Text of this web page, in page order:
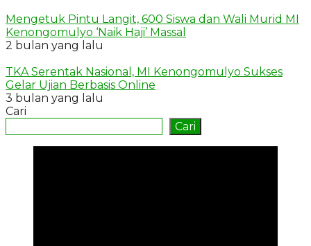
Mengetuk Pintu Langit, 600 Siswa dan Wali Murid MI
Kenongomulyo ‘Naik Haji’ Massal
2 bulan yang lalu
TKA Serentak Nasional, MI Kenongomulyo Sukses
Gelar Ujian Berbasis Online
3 bulan yang lalu
Cari
Cari